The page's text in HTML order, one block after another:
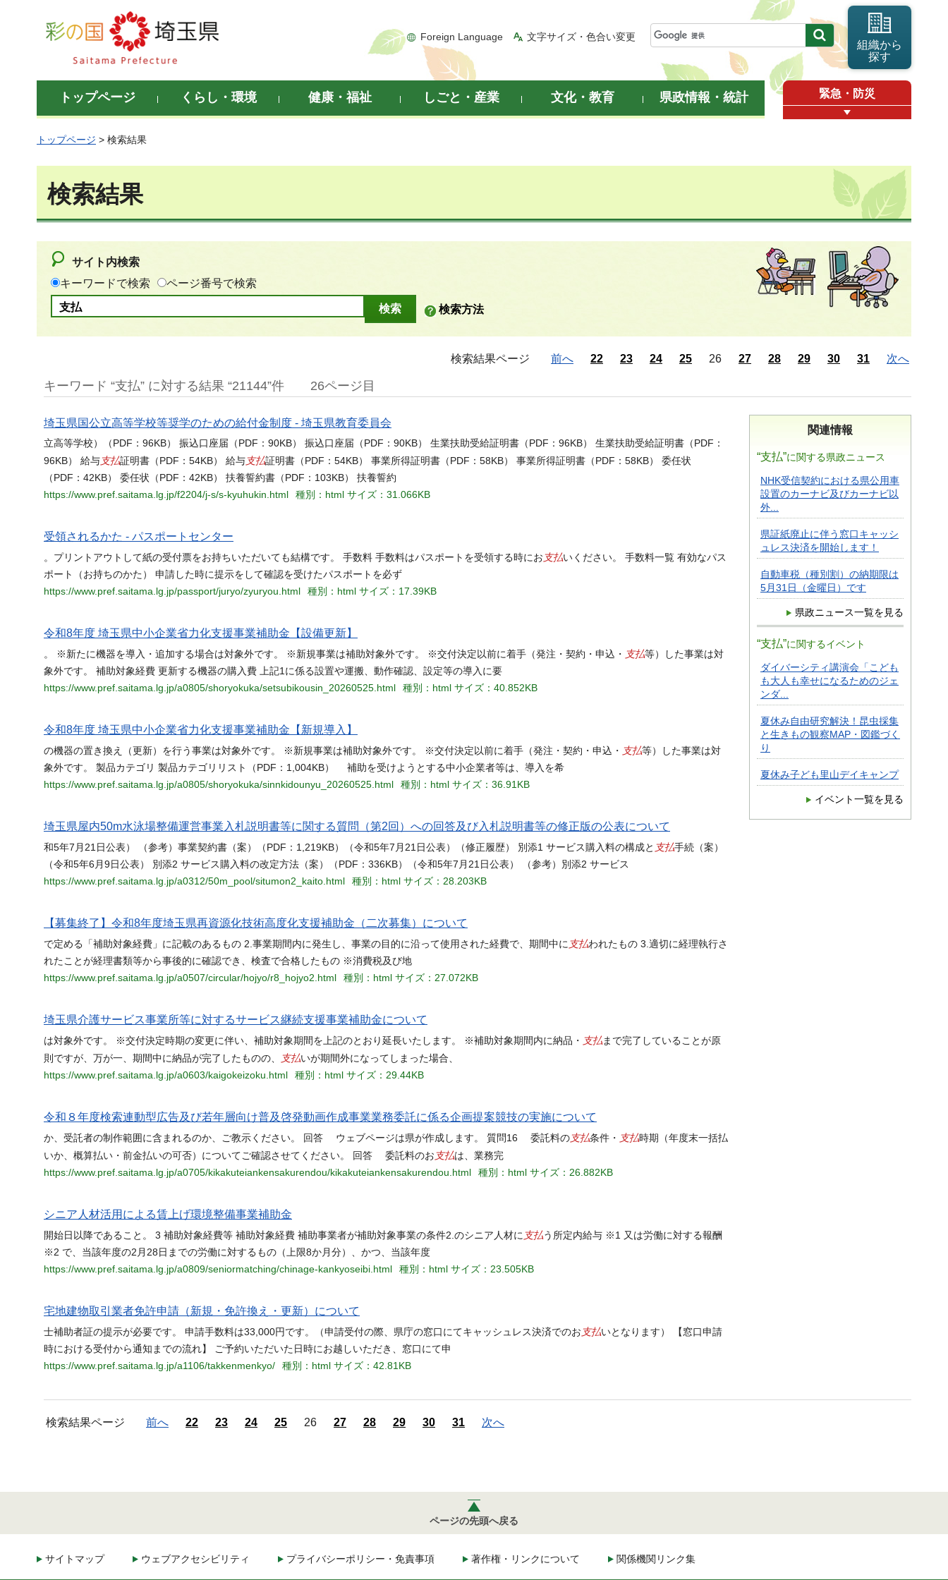
彩の国 埼玉県
Foreign Language 文字サイズ・色合い変更
組織から
探す
トップページ くらし・環境 健康・福祉 しごと・産業 文化・教育 県政情報・統計 緊急・防災
トップページ > 検索結果
検索結果
サイト内検索
キーワードで検索
ページ番号で検索
検索方法
検索結果ページ 前へ 22 23 24 25 26 27 28 29 30 31 次へ
キーワード “支払” に対する結果 “21144”件 26ページ目
関連情報
“支払”に関する県政ニュース
NHK受信契約における県公用車
設置のカーナビ及びカーナビ以
外...
県証紙廃止に伴う窓口キャッシ
ュレス決済を開始します！
自動車税（種別割）の納期限は
5月31日（金曜日）です
県政ニュース一覧を見る
“支払”に関するイベント
ダイバーシティ講演会「こども
も大人も幸せになるためのジェ
ンダ...
夏休み自由研究解決！昆虫採集
と生きもの観察MAP・図鑑づく
り
夏休み子ども里山デイキャンプ
イベント一覧を見る
埼玉県国公立高等学校等奨学のための給付金制度 - 埼玉県教育委員会
立高等学校）（PDF：96KB） 振込口座届（PDF：90KB） 振込口座届（PDF：90KB） 生業扶助受給証明書（PDF：96KB） 生業扶助受給証明書（PDF：
96KB） 給与支払証明書（PDF：54KB） 給与支払証明書（PDF：54KB） 事業所得証明書（PDF：58KB） 事業所得証明書（PDF：58KB） 委任状
（PDF：42KB） 委任状（PDF：42KB） 扶養誓約書（PDF：103KB） 扶養誓約
https://www.pref.saitama.lg.jp/f2204/j-s/s-kyuhukin.html
種別：html サイズ：31.066KB
受領されるかた - パスポートセンター
。プリントアウトして紙の受付票をお持ちいただいても結構です。 手数料 手数料はパスポートを受領する時にお 支払いください。 手数料一覧 有効なパス
ポート（お持ちのかた） 申請した時に提示をして確認を受けたパスポートを必ず
https://www.pref.saitama.lg.jp/passport/juryo/zyuryou.html
種別：html サイズ：17.39KB
令和8年度 埼玉県中小企業省力化支援事業補助金【設備更新】
。 ※新たに機器を導入・追加する場合は対象外です。 ※新規事業は補助対象外です。 ※交付決定以前に着手（発注・契約・申込・ 支払等）した事業は対
象外です。 補助対象経費 更新する機器の購入費 上記1に係る設置や運搬、動作確認、設定等の導入に要
https://www.pref.saitama.lg.jp/a0805/shoryokuka/setsubikousin_20260525.html
種別：html サイズ：40.852KB
令和8年度 埼玉県中小企業省力化支援事業補助金【新規導入】
の機器の置き換え（更新）を行う事業は対象外です。 ※新規事業は補助対象外です。 ※交付決定以前に着手（発注・契約・申込・ 支払等）した事業は対
象外です。 製品カテゴリ 製品カテゴリリスト（PDF：1,004KB） 補助を受けようとする中小企業者等は、導入を希
https://www.pref.saitama.lg.jp/a0805/shoryokuka/sinnkidounyu_20260525.html
種別：html サイズ：36.91KB
埼玉県屋内50m水泳場整備運営事業入札説明書等に関する質問（第2回）への回答及び入札説明書等の修正版の公表について
和5年7月21日公表） （参考）事業契約書（案）（PDF：1,219KB）（令和5年7月21日公表）（修正履歴） 別添1 サービス購入料の構成と 支払手続（案）
（令和5年6月9日公表） 別添2 サービス購入料の改定方法（案）（PDF：336KB）（令和5年7月21日公表） （参考）別添2 サービス
https://www.pref.saitama.lg.jp/a0312/50m_pool/situmon2_kaito.html
種別：html サイズ：28.203KB
【募集終了】令和8年度埼玉県再資源化技術高度化支援補助金（二次募集）について
で定める「補助対象経費」に記載のあるもの 2.事業期間内に発生し、事業の目的に沿って使用された経費で、期間中に 支払われたもの 3.適切に経理執行さ
れたことが経理書類等から事後的に確認でき、検査で合格したもの ※消費税及び地
https://www.pref.saitama.lg.jp/a0507/circular/hojyo/r8_hojyo2.html
種別：html サイズ：27.072KB
埼玉県介護サービス事業所等に対するサービス継続支援事業補助金について
は対象外です。 ※交付決定時期の変更に伴い、補助対象期間を上記のとおり延長いたします。 ※補助対象期間内に納品・ 支払まで完了していることが原
則ですが、万が一、期間中に納品が完了したものの、
支払いが期間外になってしまった場合、
https://www.pref.saitama.lg.jp/a0603/kaigokeizoku.html
種別：html サイズ：29.44KB
令和８年度検索連動型広告及び若年層向け普及啓発動画作成事業業務委託に係る企画提案競技の実施について
か、受託者の制作範囲に含まれるのか、ご教示ください。 回答 ウェブページは県が作成します。 質問16 委託料の支払条件・ 支払時期（年度末一括払
いか、概算払い・前金払いの可否）についてご確認させてください。 回答 委託料のお 支払は、業務完
https://www.pref.saitama.lg.jp/a0705/kikakuteiankensakurendou/kikakuteiankensakurendou.html
種別：html サイズ：26.882KB
シニア人材活用による賃上げ環境整備事業補助金
開始日以降であること。 3 補助対象経費等 補助対象経費 補助事業者が補助対象事業の条件2.のシニア人材に 支払う所定内給与 ※1 又は労働に対する報酬
※2 で、当該年度の2月28日までの労働に対するもの（上限8か月分）、かつ、当該年度
https://www.pref.saitama.lg.jp/a0809/seniormatching/chinage-kankyoseibi.html
種別：html サイズ：23.505KB
宅地建物取引業者免許申請（新規・免許換え・更新）について
士補助者証の提示が必要です。 申請手数料は33,000円です。（申請受付の際、県庁の窓口にてキャッシュレス決済でのお 支払いとなります） 【窓口申請
時における受付から通知までの流れ】 ご予約いただいた日時にお越しいただき、窓口にて申
https://www.pref.saitama.lg.jp/a1106/takkenmenkyo/
種別：html サイズ：42.81KB
検索結果ページ 前へ 22 23 24 25 26 27 28 29 30 31 次へ
ページの先頭へ戻る
サイトマップ ウェブアクセシビリティ プライバシーポリシー・免責事項 著作権・リンクについて 関係機関リンク集